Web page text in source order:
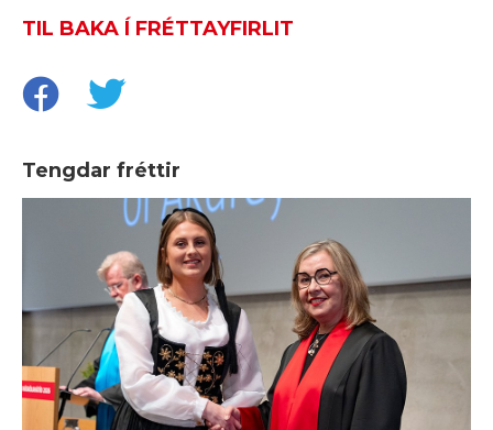
TIL BAKA Í FRÉTTAYFIRLIT
Tengdar fréttir